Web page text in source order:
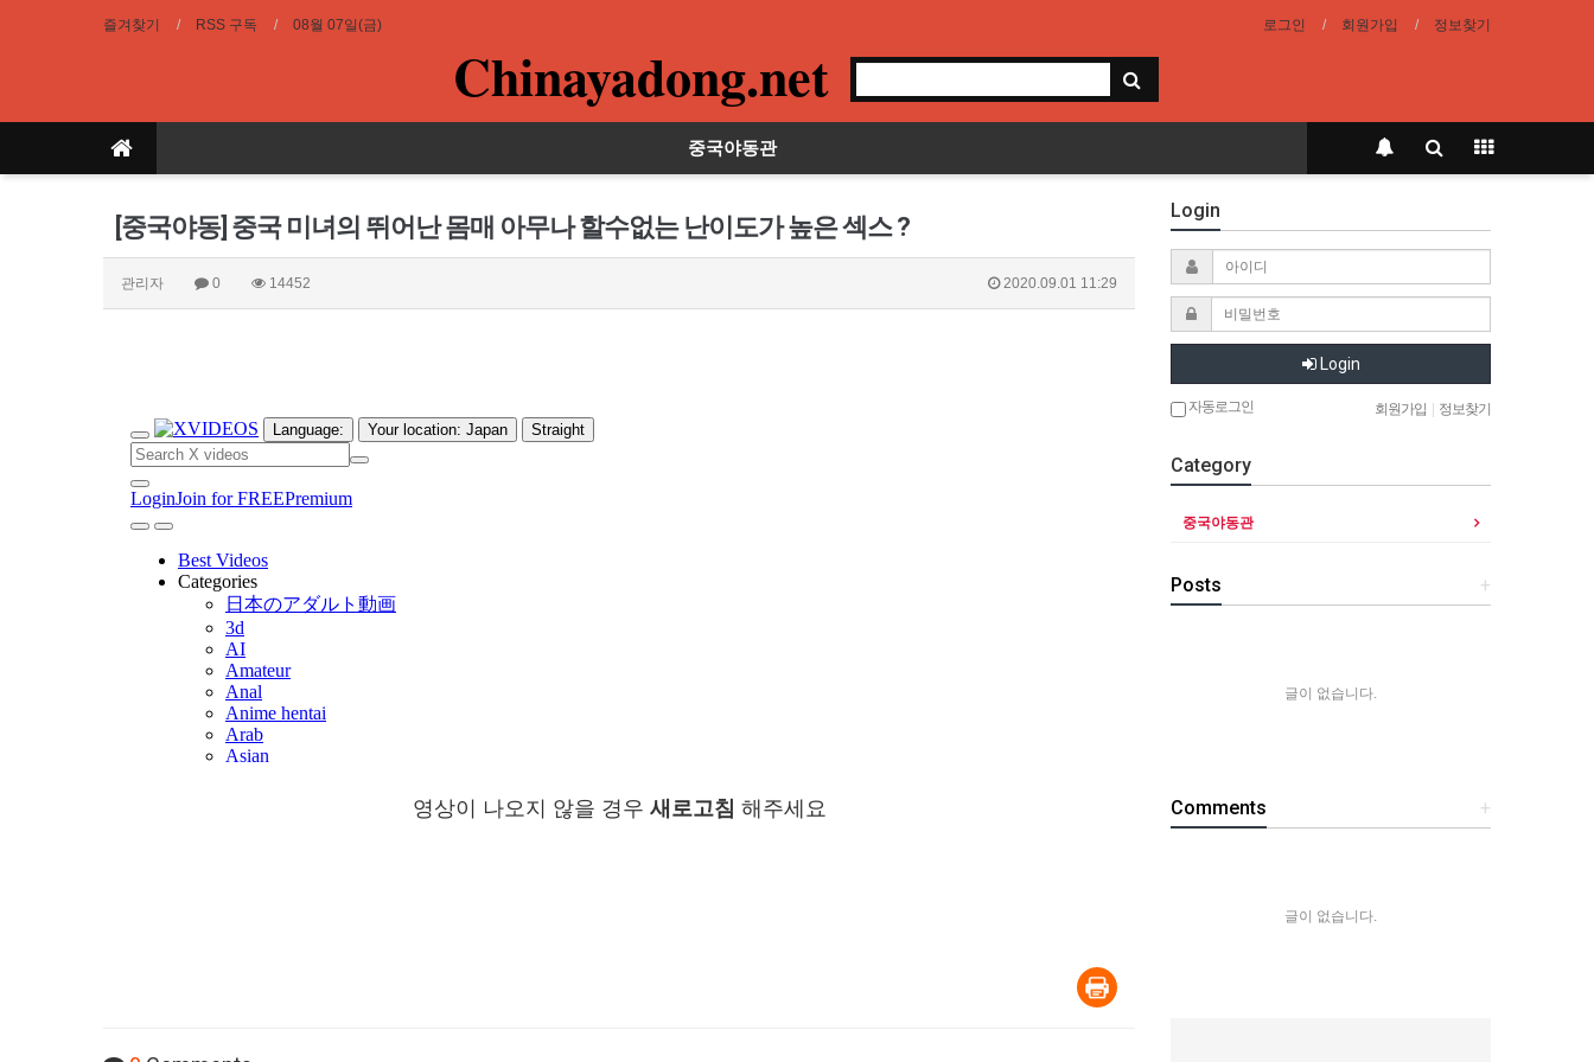
즐겨찾기 RSS 구독 08월 07일(금) 로그인 회원가입 정보찾기
Chinayadong.net
중국야동관
[중국야동] 중국 미녀의 뛰어난 몸매 아무나 할수없는 난이도가 높은 섹스 ?
관리자 0 14452 2020.09.01 11:29
영상이 나오지 않을 경우 새로고침 해주세요
Login
Login
자동로그인 회원가입 정보찾기
Category
중국야동관
+
Posts
글이 없습니다.
+
Comments
글이 없습니다.